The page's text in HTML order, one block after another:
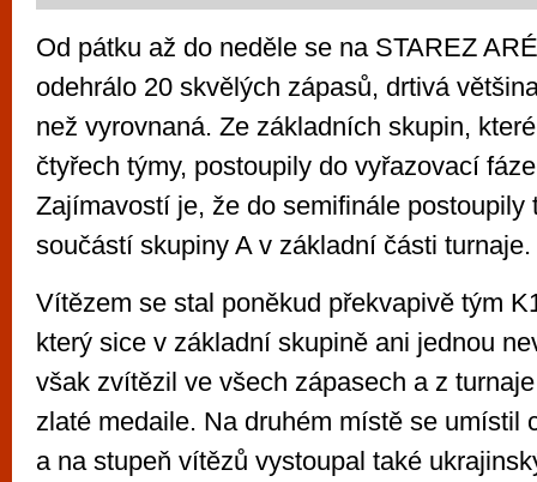
Od pátku až do neděle se na STAREZ
odehrálo 20 skvělých zápasů, drtivá
než vyrovnaná. Ze základních skupin,
čtyřech týmy, postoupily do vyřazovací
Zajímavostí je, že do semifinále postoupily
součástí skupiny A v základní části turnaje.
Vítězem se stal poněkud překvapivě tým
který sice v základní skupině ani jednou
však zvítězil ve všech zápasech a z
zlaté medaile. Na druhém místě se umístil
a na stupeň vítězů vystoupal také